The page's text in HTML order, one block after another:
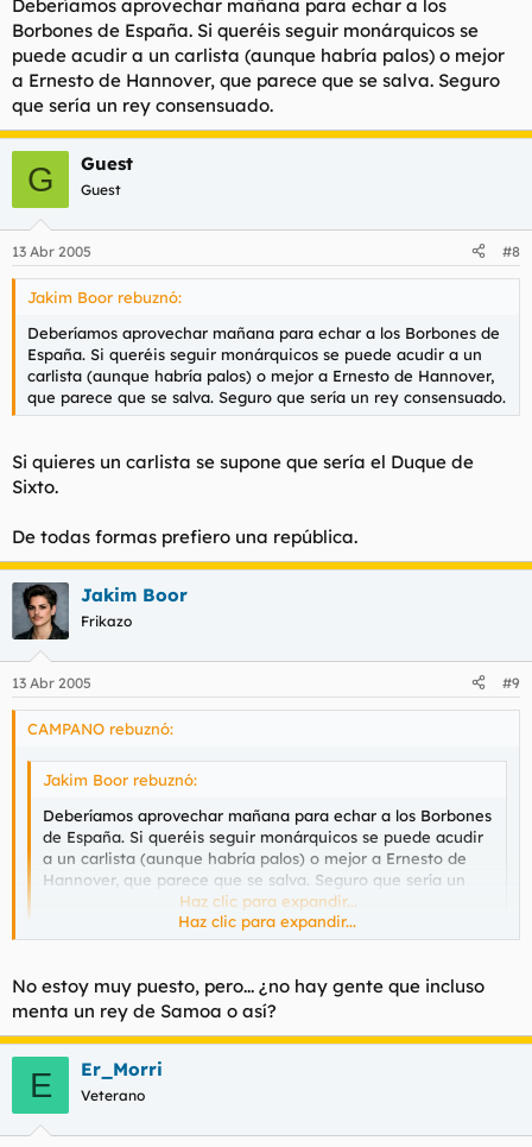
Los habrá que añoren el PSOE de la cal viva y todo.
Gracias.
Este es el ser demoniaco Antiespañol que desgobierna España,
junto con Mr.Bean, pero seguro que es un Sucubo que se ha
adueñado del cerebro de ZP y este obedece sus órdenes.
Deberíamos aprovechar mañana para echar a los
Borbones de España. Si queréis seguir monárquicos se
puede acudir a un carlista (aunque habría palos) o mejor
a Ernesto de Hannover, que parece que se salva. Seguro
que sería un rey consensuado.
G Guest
Guest
13 Abr 2005 #8
Jakim Boor rebuznó:
Deberíamos aprovechar mañana para echar a los Borbones de
España. Si queréis seguir monárquicos se puede acudir a un
carlista (aunque habría palos) o mejor a Ernesto de Hannover,
que parece que se salva. Seguro que sería un rey consensuado.
Si quieres un carlista se supone que sería el Duque de
Sixto.
De todas formas prefiero una república.
Jakim Boor
Frikazo
13 Abr 2005 #9
CAMPANO rebuznó:
Jakim Boor rebuznó:
Deberíamos aprovechar mañana para echar a los Borbones
de España. Si queréis seguir monárquicos se puede acudir
a un carlista (aunque habría palos) o mejor a Ernesto de
Hannover, que parece que se salva. Seguro que sería un
Haz clic para expandir...
De todas formas prefiero una república.
Haz clic para expandir...
No estoy muy puesto, pero... ¿no hay gente que incluso
menta un rey de Samoa o así?
E Er_Morri
Veterano